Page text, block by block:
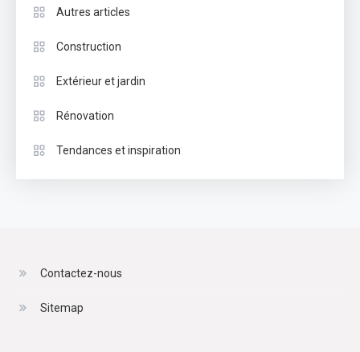
Autres articles
Construction
Extérieur et jardin
Rénovation
Tendances et inspiration
Contactez-nous
Sitemap